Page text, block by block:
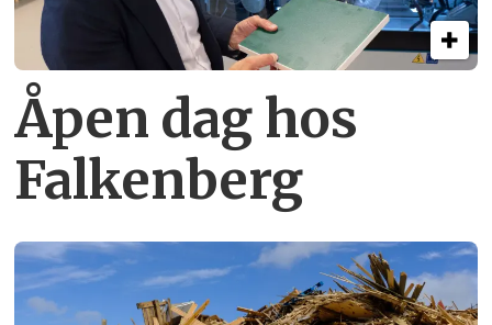
Åpen dag hos
Falkenberg